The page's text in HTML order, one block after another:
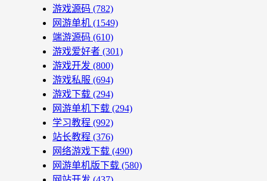
游戏源码 (782)
网游单机 (1549)
端游源码 (610)
游戏爱好者 (301)
游戏开发 (800)
游戏私服 (694)
游戏下载 (294)
网游单机下载 (294)
学习教程 (992)
站长教程 (376)
网络游戏下载 (490)
网游单机版下载 (580)